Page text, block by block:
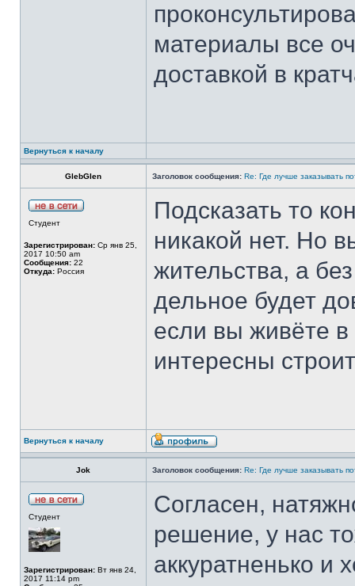
материалы все
доставкой в
Вернуться к началу
GlebGlen Заголовок сообщения: Re: Где лучше заказывать
Студент
Зарегистрирован: Ср янв 25,
2017 10:50 am
Сообщения: 22
Откуда: Россия
Подсказать то
никакой нет. Но
жительства, а
дельное будет
если вы живёте
интересны
Вернуться к началу
Jok Заголовок сообщения: Re: Где лучше заказывать
Студент
Зарегистрирован: Вт янв 24,
2017 11:14 pm
Согласен,
решение, у нас
аккуратненько